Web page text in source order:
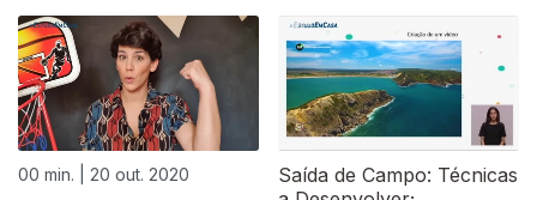
00 min. | 20 out. 2020
Saída de Campo: Técnicas